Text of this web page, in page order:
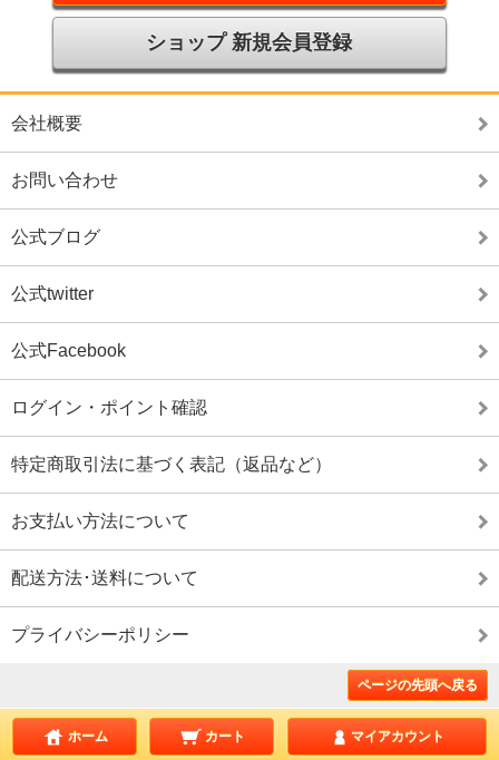
ショップ 新規会員登録
会社概要
お問い合わせ
公式ブログ
公式twitter
公式Facebook
ログイン・ポイント確認
特定商取引法に基づく表記（返品など）
お支払い方法について
配送方法･送料について
プライバシーポリシー
ページの先頭へ戻る
ホーム カート マイアカウント